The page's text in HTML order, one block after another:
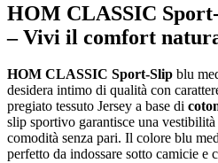
HOM CLASSIC
– Vivi il comfort
HOM CLASSIC Sport-Slip blu
desidera intimo di qualità con
pregiato tessuto Jersey a base di
slip sportivo garantisce una
comodità senza pari. Il colore blu
perfetto da indossare sotto camicie e